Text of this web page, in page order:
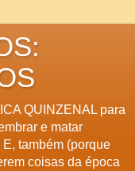
QUINZENAL para
e matar
também (porque
coisas da época